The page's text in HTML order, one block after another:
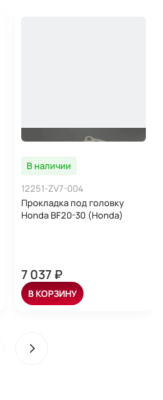
В наличии
12251-ZV7-004
Прокладка под головку
Honda BF20-30 (Honda)
7 037 ₽
В КОРЗИНУ